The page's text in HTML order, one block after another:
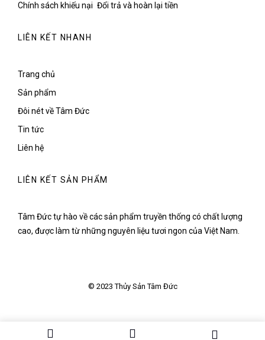
Chính sách khiếu nại Đổi trả và hoàn lại tiền
LIÊN KẾT NHANH
Trang chủ
Sản phẩm
Đôi nét về Tâm Đức
Tin tức
Liên hệ
LIÊN KẾT SẢN PHẨM
Tâm Đức tự hào về các sản phẩm truyền thống có chất lượng
cao, được làm từ những nguyên liệu tươi ngon của Việt Nam.
© 2023 Thủy Sản Tâm Đức